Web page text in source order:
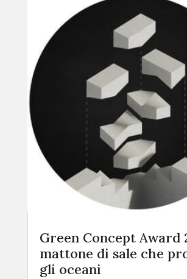
Green Concept Award
mattone di sale che
gli oceani